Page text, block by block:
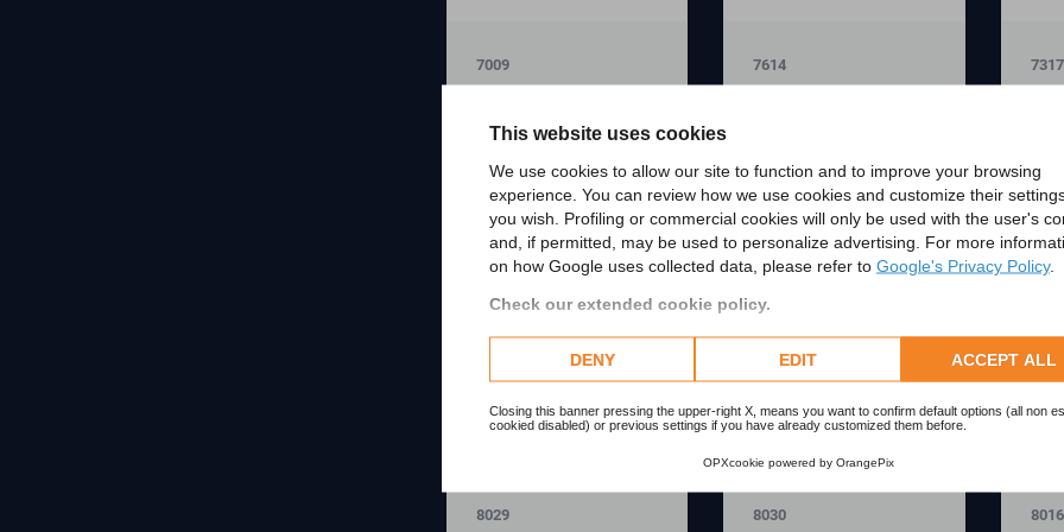
This website uses cookies
We use cookies to allow our site to function and to improve your browsing
experience. You can review how we use cookies and customize their
you wish. Profiling or commercial cookies will only be used with the user's
and, if permitted, may be used to personalize advertising. For more
on how Google uses collected data, please refer to Google's Privacy Policy.
Check our extended cookie policy.
DENY EDIT ACCEPT ALL
Closing this banner pressing the upper-right X, means you want to confirm default options (all non
cookied disabled) or previous settings if you have already customized them before.
OPXcookie powered by OrangePix
7009 7614 7317
8029 8030 8016